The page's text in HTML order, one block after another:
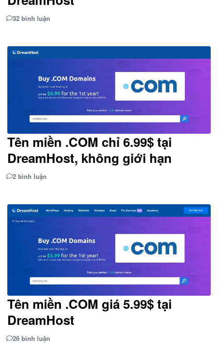
32 bình luận
Tên miền .COM chỉ 6.99$ tại
DreamHost, không giới hạn
2 bình luận
Tên miền .COM giá 5.99$ tại
DreamHost
26 bình luận